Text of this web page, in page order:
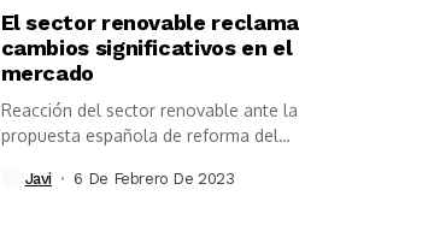
El sector renovable reclama
cambios significativos en el
mercado
Reacción del sector renovable ante la
propuesta española de reforma del
Javi 6 De Febrero De 2023